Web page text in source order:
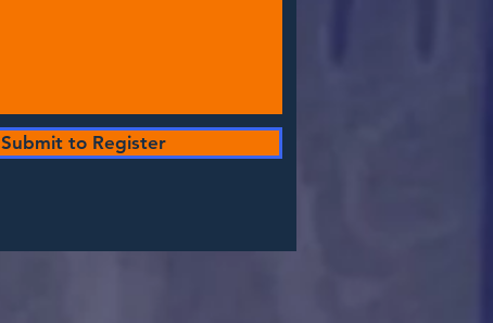
Submit to Register